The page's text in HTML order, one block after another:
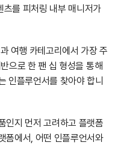
를 피처링 내부 매니저가
여행 카테고리에서 가장 주
반으로 한 팬 십 형성을 통해
인플루언서를 찾아야 합니
인지 먼저 고려하고 플랫폼
폼에서, 어떤 인플루언서와